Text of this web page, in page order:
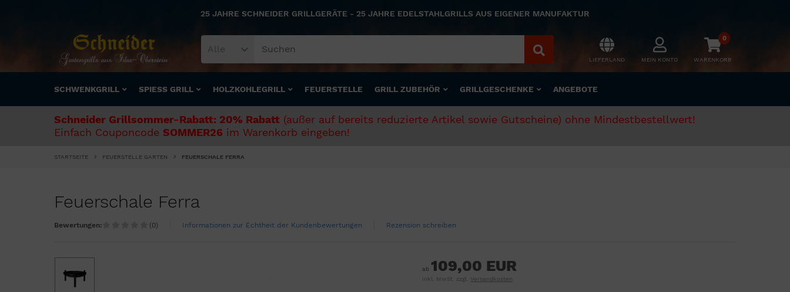
25 JAHRE SCHNEIDER GRILLGERÄTE - 25 JAHRE EDELSTAHLGRILLS AUS EIGENER MANUFAKTUR
Alle
LIEFERLAND MEIN KONTO
0
WARENKORB
SCHWENKGRILL SPIESS GRILL HOLZKOHLEGRILL FEUERSTELLE GRILL ZUBEHÖR GRILLGESCHENKE ANGEBOTE
Schneider Grillsommer-Rabatt: 20% Rabatt (außer auf bereits reduzierte Artikel sowie Gutscheine) ohne Mindestbestellwert!
Einfach Couponcode SOMMER26 im Warenkorb eingeben!
STARTSEITE FEUERSTELLE GARTEN FEUERSCHALE FERRA
Feuerschale Ferra
Bewertungen: (0) Informationen zur Echtheit der Kundenbewertungen Rezension schreiben
ab 109,00 EUR
inkl. MwSt. zzgl. Versandkosten